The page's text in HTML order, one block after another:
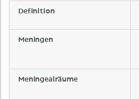
Definition
Meningen
Meningealräume